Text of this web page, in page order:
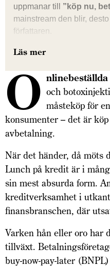
uppmanar till ”köp nu,
mainstream den blir,
författaren.
Läs mer
O och
måsteköp för
konsumenter – det är
avbetalning.
När det händer, då möts
Lunch på kredit är i
sin mest absurda form.
kreditverksamhet i
finansbranschen, där
Varken hån eller oro har
tillväxt.
buy-now-pay-later